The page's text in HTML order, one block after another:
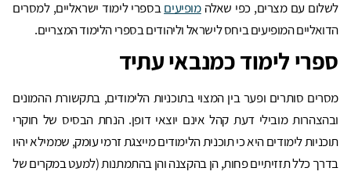
לשלום עם מצרים, כפי שאלהמופיעיםבספרי לימוד ישראליים, למסרים
הדואליים המופיעים ביחס לישראל וליהודים בספרי הלימוד המצריים.
ספרי לימוד כמנבאי עתיד
מסרים סותרים ופער בין המצוי בתוכניות הלימודים, בתקשורת ההמונים
ובהצהרות מובילי דעת קהל אינם יוצאי דופן. הנחת הבסיס של חוקרי
תוכניות לימודים היא כי תוכנית הלימודים מייצגת זרמי עומק, שממילא יהיו
בדרך כלל תזזיתיים פחות, הן בהקצנה והן בהתמתנות (למעט במקרים של